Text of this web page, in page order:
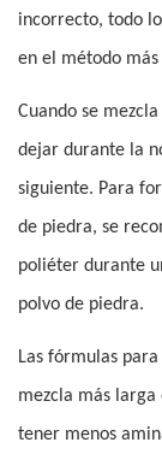
incorrecto, todo
en el método
Cuando se
dejar durante la
siguiente. Para
de piedra, se
poliéter durante
polvo de piedra.
Las fórmulas
mezcla más larga
tener menos